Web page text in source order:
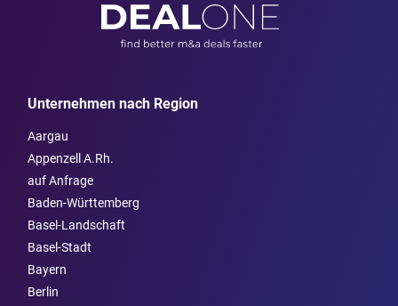
Unternehmen nach Region
Aargau
Appenzell A.Rh.
auf Anfrage
Baden-Württemberg
Basel-Landschaft
Basel-Stadt
Bayern
Berlin